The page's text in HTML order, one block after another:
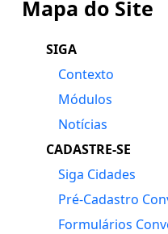
Mapa do Site
SIGA
Contexto
Módulos
Notícias
CADASTRE-SE
Siga Cidades
Pré-Cadastro
Formulários